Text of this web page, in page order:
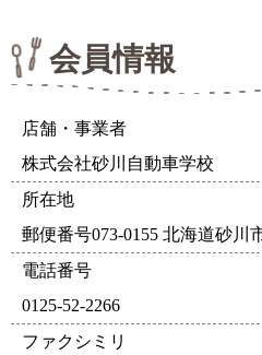
会員情報
店舗・事業者
株式会社砂川自動車学校
所在地
郵便番号073-0155 北海道砂川
電話番号
0125-52-2266
ファクシミリ